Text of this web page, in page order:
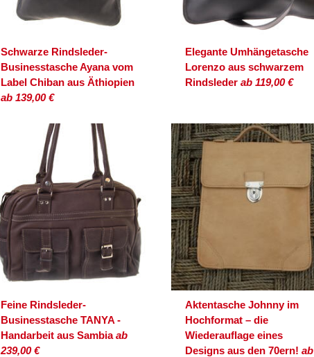
Schwarze Rindsleder-
Businesstasche Ayana vom
Label Chiban aus Äthiopien
ab 139,00 €
Elegante Umhängetasche
Lorenzo aus schwarzem
Rindslederab 119,00 €
Feine Rindsleder-
Businesstasche TANYA -
Handarbeit aus Sambiaab
239,00 €
Aktentasche Johnny im
Hochformat – die
Wiederauflage eines
Designs aus den 70ern!ab